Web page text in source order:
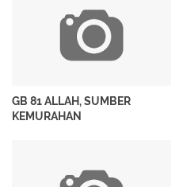
GB 81 ALLAH, SUMBER
KEMURAHAN